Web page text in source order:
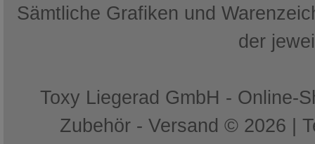
Sämtliche Grafiken und
der
Toxy Liegerad GmbH - Online-
Zubehör - Versand © 2026 |